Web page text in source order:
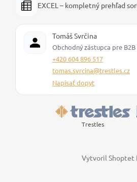
EXCEL – kompletný prehľad
Tomáš Svrčina
Obchodný zástupca pre B2B
+420 604 896 517
tomas.svrcina@trestles.cz
Napísať dopyt
Trestles
Vytvoril Shoptet